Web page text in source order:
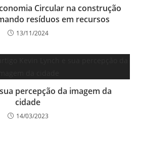
Circular na construção
resíduos em recursos
13/11/2024
percepção da imagem da
cidade
14/03/2023